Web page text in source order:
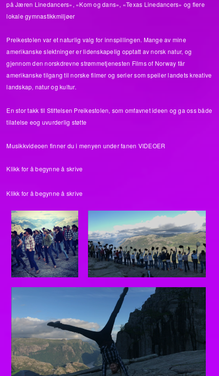
på Jæren Linedancers», «Kom og dans», «Texas Linedancers» og flere
lokale gymnastikkmiljøer
Preikestolen var et naturlig valg for innspillingen. Mange av mine
amerikanske slektninger er lidenskapelig opptatt av norsk natur, og
gjennom den norskdrevne strømmetjenesten Films of Norway får
amerikanske tilgang til norske filmer og serier som speiler landets kreative
landskap, natur og kultur.
En stor takk til Stiftelsen Preikestolen, som omfavnet ideen og ga oss både
tilatelse eog uvurderlig støtte
Musikkvideoen finner du i menyen under fanen VIDEOER
Klikk for å begynne å skrive
Klikk for å begynne å skrive